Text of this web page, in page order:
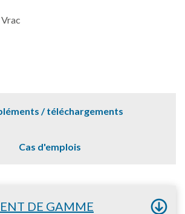
/ téléchargements
Cas d'emplois
DE GAMME